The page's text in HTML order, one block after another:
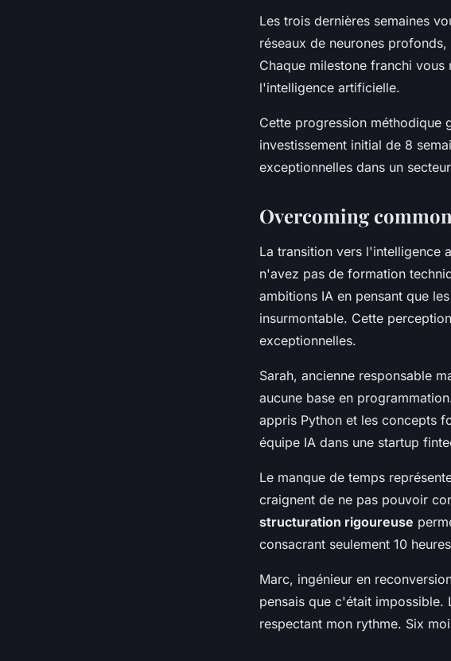
Les trois dernières semaines
réseaux de neurones
Chaque milestone franchi
l'intelligence artificielle.
Cette progression méthodique
investissement initial de 8
exceptionnelles dans un
Overcoming
La transition vers l'intelligence
n'avez pas de formation
ambitions IA en pensant que les
insurmontable. Cette
exceptionnelles.
Sarah, ancienne responsable
aucune base en
appris Python et les concepts
équipe IA dans une startup
Le manque de temps
craignent de ne pas pouvoir
structuration rigoureuse
consacrant seulement 10
Marc, ingénieur en
pensais que c'était
respectant mon rythme. Six